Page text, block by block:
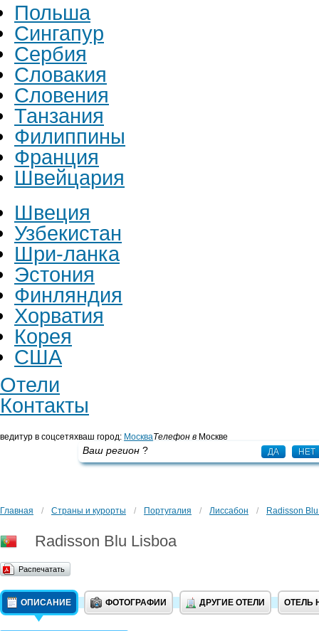
Польша
Сингапур
Сербия
Словакия
Словения
Танзания
Филиппины
Франция
Швейцария
Швеция
Узбекистан
Шри-ланка
Эстония
Финляндия
Хорватия
Корея
США
Отели
Контакты
ведитур в соцсетяхваш город: Москва
Ваш регион ? ДА НЕТ
Телефон в Москве
Главная / Страны и курорты / Португалия / Лиссабон / Radisson
Radisson Blu Lisboa
Распечатать
ОПИСАНИЕ ФОТОГРАФИИ ДРУГИЕ ОТЕЛИ ОТЕЛЬ